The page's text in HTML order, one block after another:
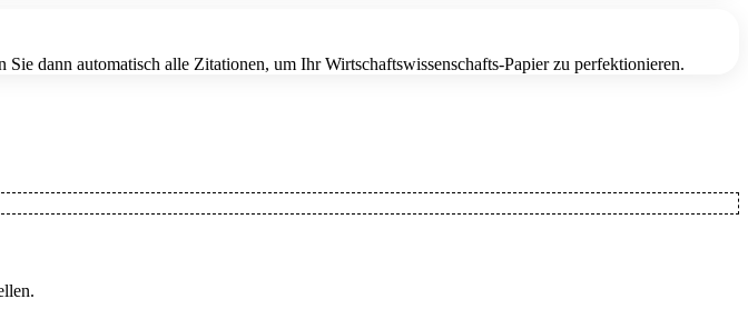
dann automatisch alle Zitationen, um Ihr Wirtschaftswissenschafts-Papier zu perfektionieren.